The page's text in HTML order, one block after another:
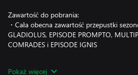
Zawartość do pobrania:
・Cała obecna zawartość przepustki
GLADIOLUS, EPISODE PROMPTO,
COMRADES i EPISODE IGNIS
Pokaż więcej